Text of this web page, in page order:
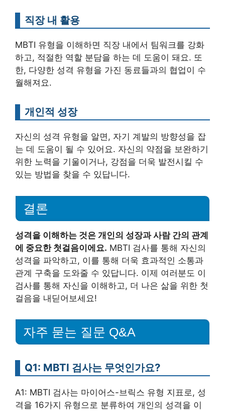
직장 내 활용
MBTI 유형을 이해하면 직장 내에서 팀워크를 강화
하고, 적절한 역할 분담을 하는 데 도움이 돼요. 또
한, 다양한 성격 유형을 가진 동료들과의 협업이 수
월해져요.
개인적 성장
자신의 성격 유형을 알면, 자기 계발의 방향성을 잡
는 데 도움이 될 수 있어요. 자신의 약점을 보완하기
위한 노력을 기울이거나, 강점을 더욱 발전시킬 수
있는 방법을 찾을 수 있답니다.
결론
성격을 이해하는 것은 개인의 성장과 사람 간의 관계
에 중요한 첫걸음이에요. MBTI 검사를 통해 자신의
성격을 파악하고, 이를 통해 더욱 효과적인 소통과
관계 구축을 도와줄 수 있답니다. 이제 여러분도 이
검사를 통해 자신을 이해하고, 더 나은 삶을 위한 첫
걸음을 내딛어보세요!
자주 묻는 질문 Q&A
Q1: MBTI 검사는 무엇인가요?
A1: MBTI 검사는 마이어스-브릭스 유형 지표로, 성
격을 16가지 유형으로 분류하여 개인의 성격을 이